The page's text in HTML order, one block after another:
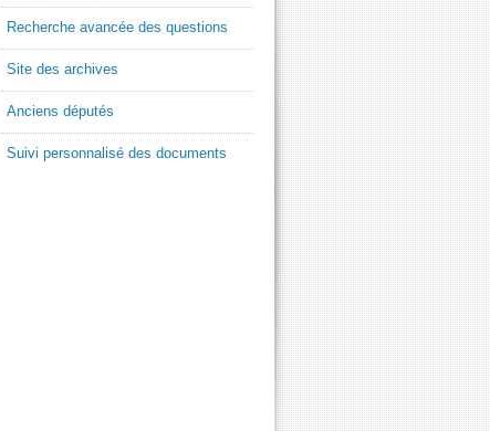
Recherche avancée des questions
Site des archives
Anciens députés
Suivi personnalisé des documents